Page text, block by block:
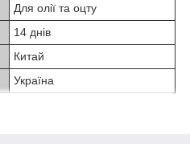
Для олії та оцту
14 днів
Китай
Україна